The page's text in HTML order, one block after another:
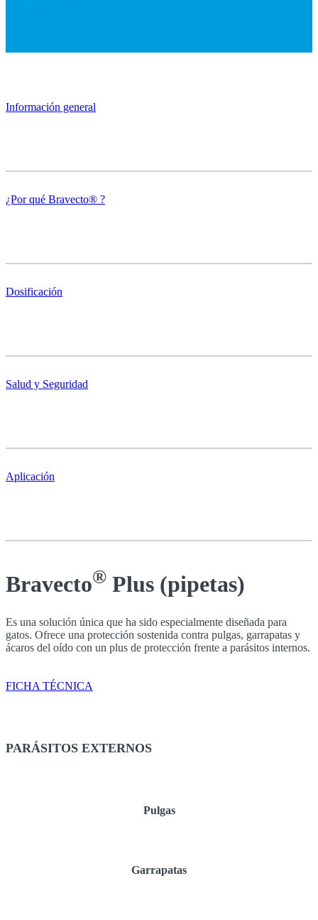
Información general
¿Por qué Bravecto® ?
Dosificación
Salud y Seguridad
Aplicación
Bravecto® Plus (pipetas)
Es una solución única que ha sido especialmente diseñada para
gatos. Ofrece una protección sostenida contra pulgas, garrapatas y
ácaros del oído con un plus de protección frente a parásitos internos.
FICHA TÉCNICA
PARÁSITOS EXTERNOS
Pulgas
Garrapatas